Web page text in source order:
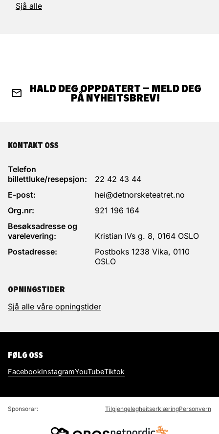
Sjå alle
HALD DEG OPPDATERT – MELD DEG
PÅ NYHEITSBREV!
KONTAKT OSS
Telefon
billettluke/resepsjon:
22 42 43 44
E-post:
hei@detnorsketeatret.no
Org.nr:
921 196 164
Besøksadresse og
varelevering:
Kristian IVs g. 8, 0164 OSLO
Postadresse:
Postboks 1238 Vika, 0110
OSLO
OPNINGSTIDER
Sjå alle våre opningstider
FØLG OSS
FacebookInstagramYouTubeTiktok
Sponsorar: TilgjengelegheitserklæringPersonvern